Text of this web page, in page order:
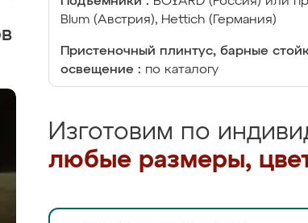
Blum (Австрия), Hettich (Германия)
Пристеночный плинтус, барные
освещение : по каталогу
Изготовим по
любые размеры,